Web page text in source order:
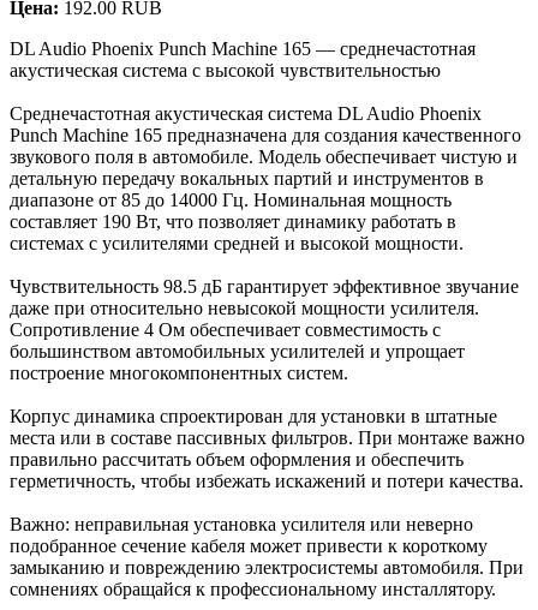
Цена: 192.00 RUB
DL Audio Phoenix Punch Machine 165 — среднечастотная
акустическая система с высокой чувствительностью
Среднечастотная акустическая система DL Audio Phoenix
Punch Machine 165 предназначена для создания качественного
звукового поля в автомобиле. Модель обеспечивает чистую и
детальную передачу вокальных партий и инструментов в
диапазоне от 85 до 14000 Гц. Номинальная мощность
составляет 190 Вт, что позволяет динамику работать в
системах с усилителями средней и высокой мощности.
Чувствительность 98.5 дБ гарантирует эффективное звучание
даже при относительно невысокой мощности усилителя.
Сопротивление 4 Ом обеспечивает совместимость с
большинством автомобильных усилителей и упрощает
построение многокомпонентных систем.
Корпус динамика спроектирован для установки в штатные
места или в составе пассивных фильтров. При монтаже важно
правильно рассчитать объем оформления и обеспечить
герметичность, чтобы избежать искажений и потери качества.
Важно: неправильная установка усилителя или неверно
подобранное сечение кабеля может привести к короткому
замыканию и повреждению электросистемы автомобиля. При
сомнениях обращайся к профессиональному инсталлятору.